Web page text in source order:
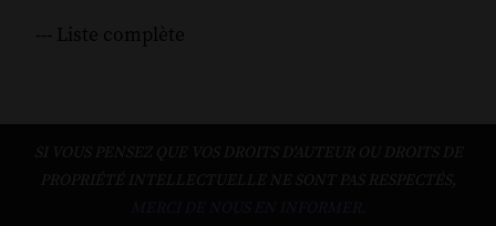
--- Liste complète